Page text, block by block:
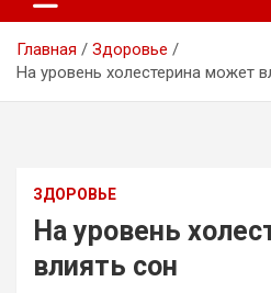
Главная
Здоровье
На уровень холестерина может
ЗДОРОВЬЕ
На уровень
влиять сон